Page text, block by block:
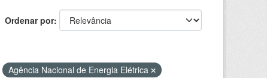
Ordenar por
Agência Nacional de Energia Elétrica